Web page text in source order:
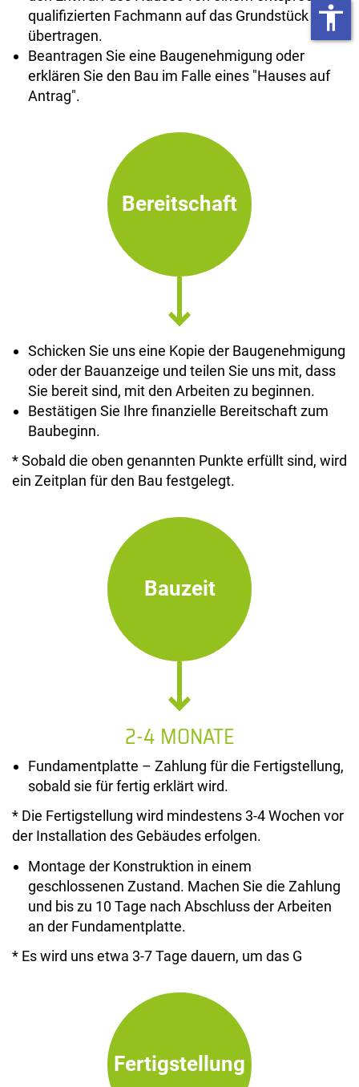
qualifizierten Fachmann auf das Grundstück
übertragen.
Beantragen Sie eine Baugenehmigung oder
erklären Sie den Bau im Falle eines "Hauses auf
Antrag".
Bereitschaft
Schicken Sie uns eine Kopie der Baugenehmigung
oder der Bauanzeige und teilen Sie uns mit, dass
Sie bereit sind, mit den Arbeiten zu beginnen.
Bestätigen Sie Ihre finanzielle Bereitschaft zum
Baubeginn.
* Sobald die oben genannten Punkte erfüllt sind, wird
ein Zeitplan für den Bau festgelegt.
Bauzeit
2-4 MONATE
Fundamentplatte – Zahlung für die Fertigstellung,
sobald sie für fertig erklärt wird.
* Die Fertigstellung wird mindestens 3-4 Wochen vor
der Installation des Gebäudes erfolgen.
Montage der Konstruktion in einem
geschlossenen Zustand. Machen Sie die Zahlung
und bis zu 10 Tage nach Abschluss der Arbeiten
an der Fundamentplatte.
* Es wird uns etwa 3-7 Tage dauern, um das G
Fertigstellung
accessibility